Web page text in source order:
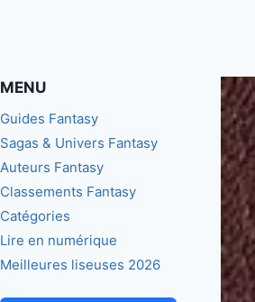
MENU
Guides Fantasy
Sagas & Univers Fantasy
Auteurs Fantasy
Classements Fantasy
Catégories
Lire en numérique
Meilleures liseuses 2026